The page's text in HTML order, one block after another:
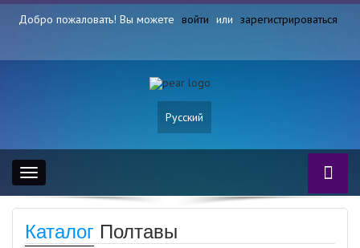
Добро пожаловать! Вы можете войти или зарегистрироваться
Русский
Toggle
navigation
Каталог Полтавы